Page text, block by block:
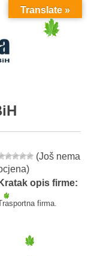
MENU
(Još nema
Kratak opis firme:
firma.
Translate »